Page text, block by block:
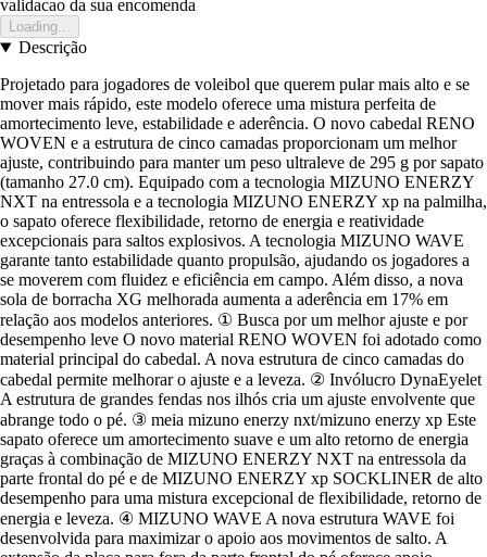
validacao da sua encomenda
Loading...
Descrição
Projetado para jogadores de voleibol que querem pular mais alto e se
mover mais rápido, este modelo oferece uma mistura perfeita de
amortecimento leve, estabilidade e aderência. O novo cabedal RENO
WOVEN e a estrutura de cinco camadas proporcionam um melhor
ajuste, contribuindo para manter um peso ultraleve de 295 g por sapato
(tamanho 27.0 cm). Equipado com a tecnologia MIZUNO ENERZY
NXT na entressola e a tecnologia MIZUNO ENERZY xp na palmilha,
o sapato oferece flexibilidade, retorno de energia e reatividade
excepcionais para saltos explosivos. A tecnologia MIZUNO WAVE
garante tanto estabilidade quanto propulsão, ajudando os jogadores a
se moverem com fluidez e eficiência em campo. Além disso, a nova
sola de borracha XG melhorada aumenta a aderência em 17% em
relação aos modelos anteriores. ① Busca por um melhor ajuste e por
desempenho leve O novo material RENO WOVEN foi adotado como
material principal do cabedal. A nova estrutura de cinco camadas do
cabedal permite melhorar o ajuste e a leveza. ② Invólucro DynaEyelet
A estrutura de grandes fendas nos ilhós cria um ajuste envolvente que
abrange todo o pé. ③ meia mizuno enerzy nxt/mizuno enerzy xp Este
sapato oferece um amortecimento suave e um alto retorno de energia
graças à combinação de MIZUNO ENERZY NXT na entressola da
parte frontal do pé e de MIZUNO ENERZY xp SOCKLINER de alto
desempenho para uma mistura excepcional de flexibilidade, retorno de
energia e leveza. ④ MIZUNO WAVE A nova estrutura WAVE foi
desenvolvida para maximizar o apoio aos movimentos de salto. A